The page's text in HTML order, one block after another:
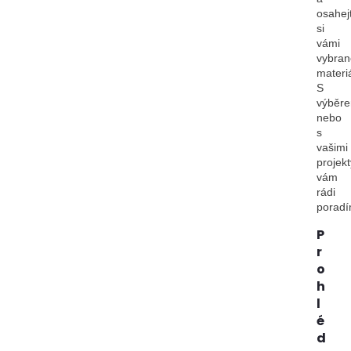
si
vámi
S
nebo
s
vašimi
vám
rádi
P
r
o
h
l
é
d